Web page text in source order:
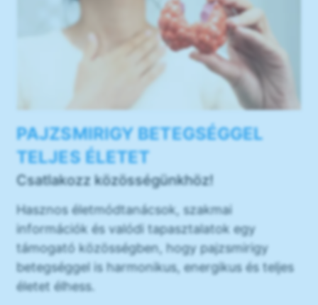
PAJZSMIRIGY BETEGSÉGGEL
TELJES ÉLETET
Csatlakozz közösségünkhöz!
Hasznos életmódtanácsok, szakmai
információk és valódi tapasztalatok egy
támogató közösségben, hogy pajzsmirigy
betegséggel is harmonikus, energikus és teljes
életet élhess.